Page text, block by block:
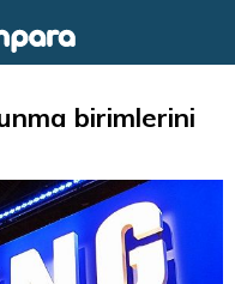
birimlerini